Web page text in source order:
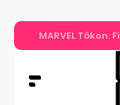
MARVEL